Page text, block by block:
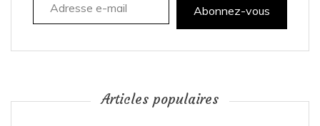
n
Abonnez-vous
Articles populaires